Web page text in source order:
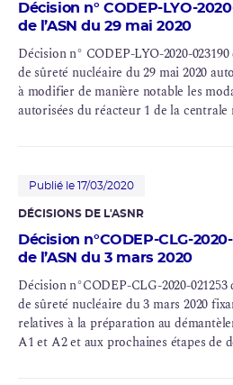
Penly (INB n° 136 et n° 140), Golfech
Cattenom (INB n° 124, n° 125, n° 126
139 et n° 144) et Civaux (INB n° 158 et
Décision n° CODEP-LYO-
de l’ASN du 29 mai 2020
Décision n° CODEP-LYO-2020-
de sûreté nucléaire du 29 mai 2020
à modifier de manière notable les
autorisées du réacteur 1 de lacentrale
Publié le 17/03/2020
DÉCISIONS DE L'ASNR
Décision n°CODEP-CLG-
de l’ASN du 3 mars 2020
Décision n°CODEP-CLG-2020-
de sûreté nucléaire du 3 mars 2020
relatives à la préparation au
A1 et A2 et aux prochaines étapes de